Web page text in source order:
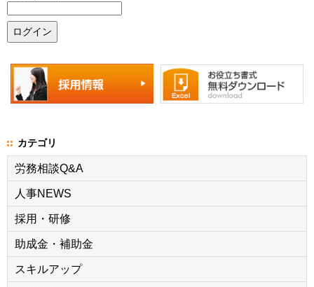
カテゴリ
労務相談Q&A
人事NEWS
採用・研修
助成金・補助金
スキルアップ